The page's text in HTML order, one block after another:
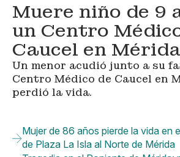
Muere niño de 9
un Centro
Caucel en
Un menor acudió junto a su
Centro Médico de Caucel en
perdió la vida.
Mujer de 86 años pierde la vida en
de Plaza La Isla al Norte de Mérida